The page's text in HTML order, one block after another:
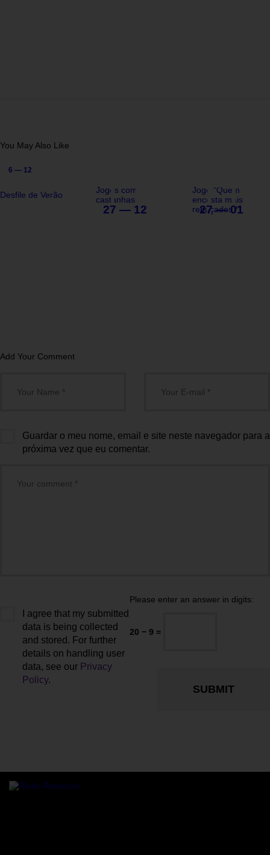
You May Also Like
6 — 12
Desfile de Verão
27 — 12
Jogos com
castanhas
27 — 01
Jogo “Quem
encesta mais
rebuçados?”
Add Your Comment
Guardar o meu nome, email e site neste navegador para a
próxima vez que eu comentar.
I agree that my submitted
data is being collected
and stored. For further
details on handling user
data, see our Privacy
Policy.
Please enter an answer in digits:
20 − 9 =